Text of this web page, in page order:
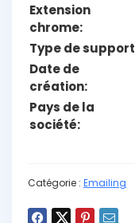
Extension
chrome
Type de support
Date de
création
Pays de la
société
Catégorie : Emailing